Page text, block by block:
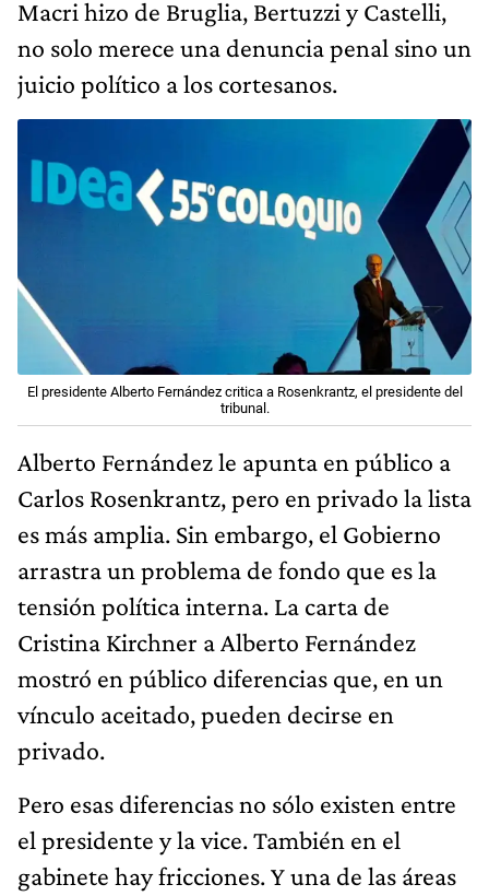
Macri hizo de Bruglia, Bertuzzi y Castelli,
no solo merece una denuncia penal sino un
juicio político a los cortesanos.
El presidente Alberto Fernández critica a Rosenkrantz, el presidente del
tribunal.
Alberto Fernández le apunta en público a
Carlos Rosenkrantz, pero en privado la lista
es más amplia. Sin embargo, el Gobierno
arrastra un problema de fondo que es la
tensión política interna. La carta de
Cristina Kirchner a Alberto Fernández
mostró en público diferencias que, en un
vínculo aceitado, pueden decirse en
privado.
Pero esas diferencias no sólo existen entre
el presidente y la vice. También en el
gabinete hay fricciones. Y una de las áreas